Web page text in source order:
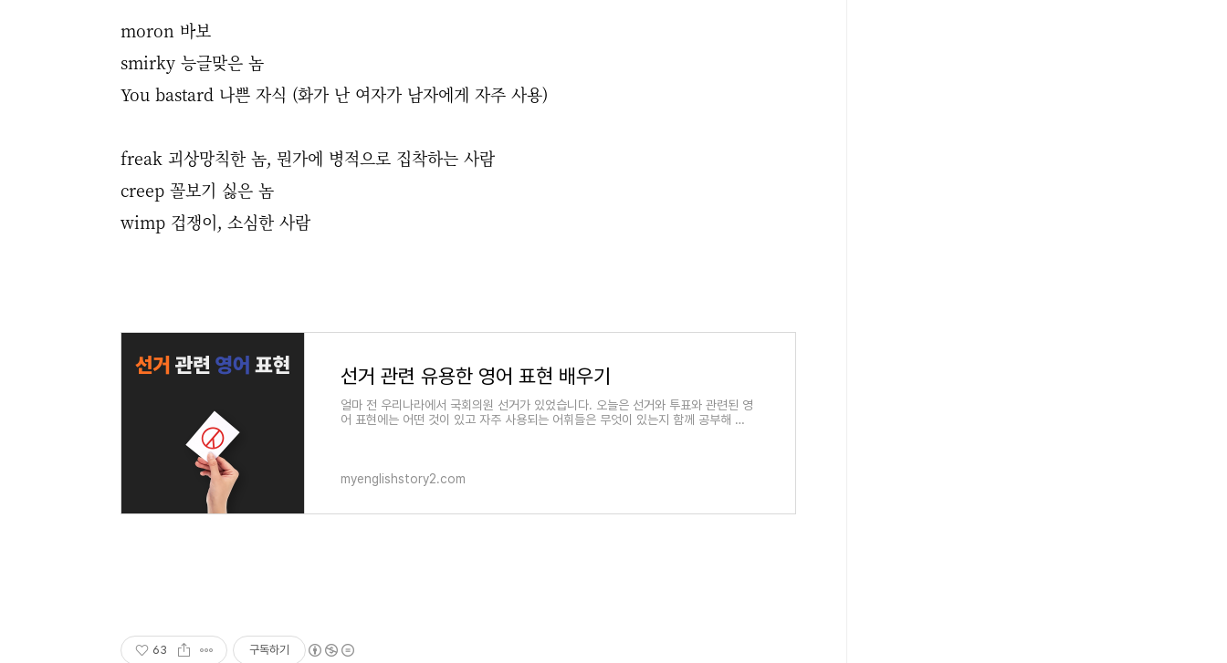
moron 바보
smirky 능글맞은 놈
You bastard 나쁜 자식 (화가 난 여자가 남자에게 자주 사용)
freak 괴상망칙한 놈, 뭔가에 병적으로 집착하는 사람
creep 꼴보기 싫은 놈
wimp 겁쟁이, 소심한 사람
선거 관련 유용한 영어 표현 배우기
얼마 전 우리나라에서 국회의원 선거가 있었습니다. 오늘은 선거와 투표와 관련된 영
어 표현에는 어떤 것이 있고 자주 사용되는 어휘들은 무엇이 있는지 함께 공부해 보
myenglishstory2.com
63 구독하기